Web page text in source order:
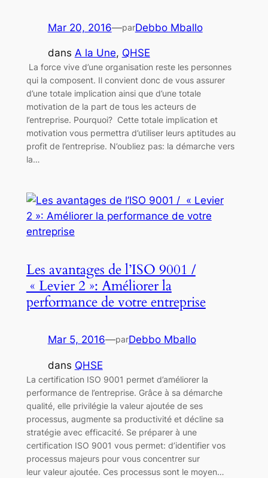
Mar 20, 2016—parDebbo Mballo
dans A la Une, QHSE
La force vive d’une organisation reste les personnes
qui la composent. Il convient donc de vous assurer
d’une totale implication ainsi que d’une totale
motivation de la part de tous les acteurs de
l’entreprise. Pourquoi? Cette totale implication et
motivation vous permettra d’utiliser leurs aptitudes au
profit de l’entreprise. N’oubliez pas: la démarche vers
la…
Les avantages de l’ISO 9001 /
« Levier 2 »: Améliorer la
performance de votre entreprise
Mar 5, 2016—parDebbo Mballo
dans QHSE
La certification ISO 9001 permet d’améliorer la
performance de l’entreprise. Grâce à sa démarche
qualité, elle privilégie la valeur ajoutée de ses
processus, augmente sa productivité et décline sa
stratégie avec efficacité. Se préparer à une
certification ISO 9001 vous permet: d’identifier vos
processus majeurs pour vous concentrer sur
leur valeur ajoutée. Ces processus sont le moyen…